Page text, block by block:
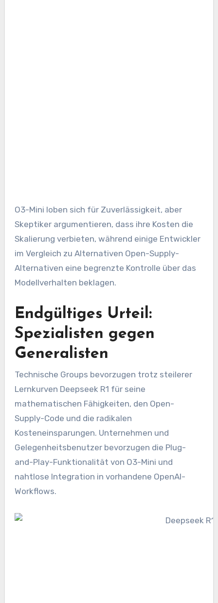
O3-Mini loben sich für Zuverlässigkeit, aber
Skeptiker argumentieren, dass ihre Kosten die
Skalierung verbieten, während einige Entwickler
im Vergleich zu Alternativen Open-Supply-
Alternativen eine begrenzte Kontrolle über das
Modellverhalten beklagen.
Endgültiges Urteil:
Spezialisten gegen
Generalisten
Technische Groups bevorzugen trotz steilerer
Lernkurven Deepseek R1 für seine
mathematischen Fähigkeiten, den Open-
Supply-Code und die radikalen
Kosteneinsparungen. Unternehmen und
Gelegenheitsbenutzer bevorzugen die Plug-
and-Play-Funktionalität von O3-Mini und
nahtlose Integration in vorhandene OpenAI-
Workflows.